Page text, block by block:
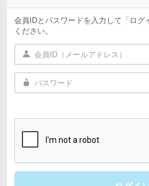
会員IDとパスワードを入力して「ログ
ください。